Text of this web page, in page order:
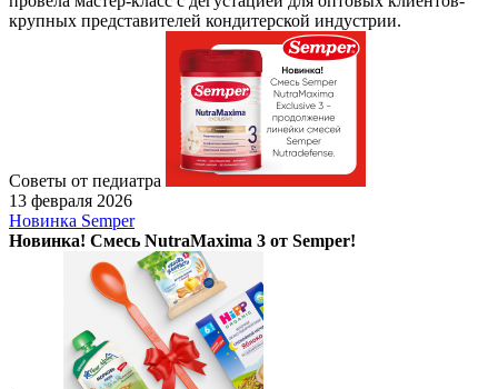
крупных представителей кондитерской индустрии.
Советы от педиатра
13 февраля 2026
Новинка Semper
Новинка! Смесь NutraMaxima 3 от Semper!